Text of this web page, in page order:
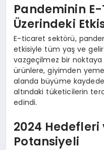
Pandeminin
Üzerindeki
E-ticaret sektörü,
etkisiyle tüm yaş ve gelir
vazgeçilmez bir noktaya
ürünlere, giyimden
alanda büyüme
altındaki tüketicilerin
edindi.
2024 Hedefleri
Potansiyeli